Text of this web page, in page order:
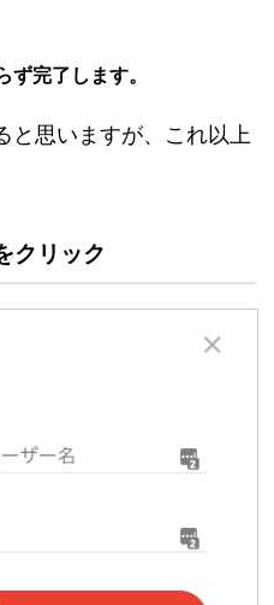
完了します。
と思いますが、これ以上
クリック